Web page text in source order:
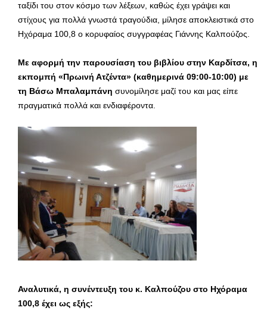
ταξίδι του στον κόσμο των λέξεων, καθώς έχει γράψει και
στίχους για πολλά γνωστά τραγούδια, μίλησε αποκλειστικά στο
Ηχόραμα 100,8 ο κορυφαίος συγγραφέας Γιάννης Καλπούζος.
Με αφορμή την παρουσίαση του βιβλίου στην Καρδίτσα, η
εκπομπή «Πρωινή Ατζέντα» (καθημερινά 09:00-10:00) με
τη Βάσω Μπαλαμπάνη συνομίλησε μαζί του και μας είπε
πραγματικά πολλά και ενδιαφέροντα.
Αναλυτικά, η συνέντευξη του κ. Καλπούζου στο Ηχόραμα
100,8 έχει ως εξής: